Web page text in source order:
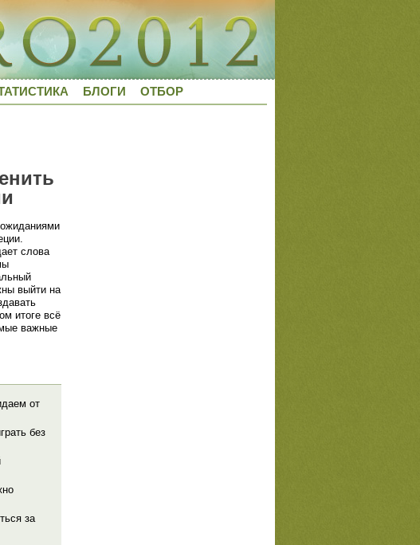
БЛОГИ ОТБОР
слова
выйти на
итоге всё
важные
от
без
за